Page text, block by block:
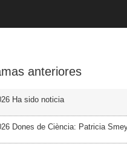
anteriores
Ha sido noticia
Dones de Ciència: Patricia